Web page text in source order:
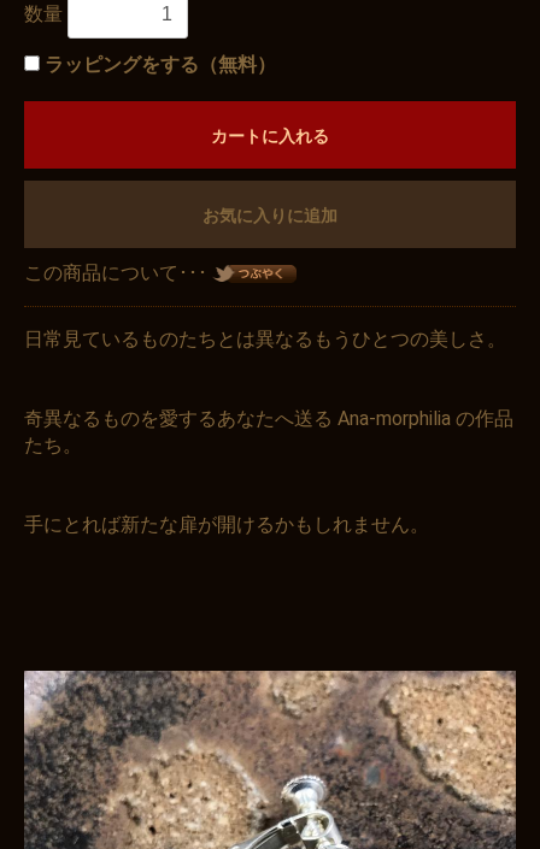
数量
ラッピングをする（無料）
カートに入れる
お気に入りに追加
この商品について･･･
日常見ているものたちとは異なるもうひとつの美しさ。
奇異なるものを愛するあなたへ送る Ana-morphilia の作品
たち。
手にとれば新たな扉が開けるかもしれません。